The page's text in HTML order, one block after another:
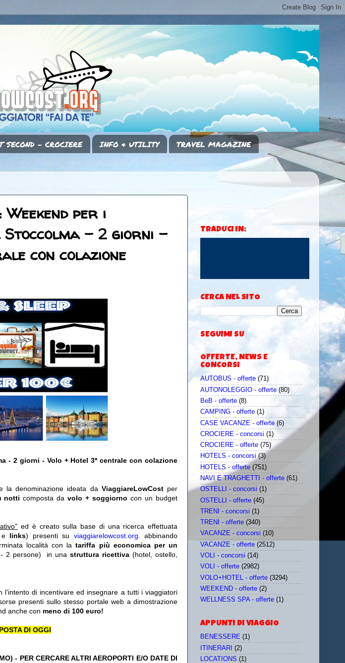
- CROCIERE INFO & UTILITY
TRAVEL MAGAZINE
per i
- 2 giorni -
con colazione
- 2 giorni - Volo + Hotel 3* centrale con colazione
la denominazione ideata da ViaggiareLowCostper
notticomposta davolo + soggiorno con un budget
ed è creato sulla base di una ricerca effettuata
e links) presenti su viaggiarelowcost.org . abbinando
località con latariffa più economica per un
- 2 persone) in unastruttura ricettiva (hotel, ostello,
l'intento di incentivare ed insegnare a tutti i viaggiatori
presenti sullo stesso portale web a dimostrazione
anche con meno di 100 euro!
DI OGGI
- PER CERCARE ALTRI AEROPORTI E/O DATE DI
TRADUCI IN:
CERCA NEL SITO
SEGUIMI SU
OFFERTE, NEWS E
CONCORSI
AUTOBUS - offerte (71)
AUTONOLEGGIO - offerte (80)
BeB - offerte (8)
CAMPING - offerte (1)
CASE VACANZE - offerte (6)
CROCIERE - concorsi (1)
CROCIERE - offerte (75)
HOTELS - concorsi (3)
HOTELS - offerte (751)
NAVI E TRAGHETTI - offerte (61)
OSTELLI - concorsi (1)
OSTELLI - offerte (45)
TRENI - concorsi (1)
TRENI - offerte (340)
VACANZE - concorsi (10)
VACANZE - offerte (2512)
VOLI - concorsi (14)
VOLI - offerte (2982)
VOLO+HOTEL - offerte (3294)
WEEKEND - offerte (2)
WELLNESS SPA - offerte (1)
APPUNTI DI VIAGGIO
BENESSERE (1)
ITINERARI (2)
LOCATIONS (1)